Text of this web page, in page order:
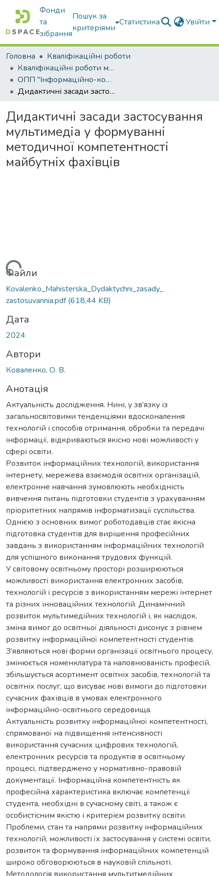
Фонди
та
зібрання
Пошук за
критеріями
Статистика Увійти
Головна
Кваліфікаційні роботи
Кваліфікаційні роботи магістрів
ОПП "Інформаційно-комунікаційні технології в освіті"
Дидактичні засади застосування мультимедіа у формуванні методичної компетентності майбутніх фахівців
Дидактичні засади застосування
мультимедіа у формуванні
методичної компетентності
майбутніх фахівців
Файли
Kovalenko_Mahisterska_Dydaktychni_zasady_
zastosuvannia.pdf(618,44 KB)
Дата
2024
Автори
Коваленко, О. В.
Анотація
Актуальність дослідження. Нині, у зв’язку із
загальносвітовими тенденціями вдосконалення
технологій і способів отримання, обробки та передачі
інформації, відкриваються якісно нові можливості у
сфері освіти.
Розвиток інформаційних технологій, використання
інтернету, мережева взаємодія освітніх організацій,
електронне навчання зумовлюють необхідність
вивчення питань підготовки студентів з урахуванням
пріоритетних напрямів інформатизації суспільства.
Однією з основних вимог роботодавців стає якісна
підготовка студентів для вирішення професійних
завдань з використанням інформаційних технологій
для успішного виконання трудових функцій.
У світовому освітньому просторі розширюються
можливості використання електронних засобів,
технологій і ресурсів з використанням мережі інтернет
та різних інноваційних технологій. Динамічний
розвиток мультимедійних технологій і, як наслідок,
зміна вимог до освітньої діяльності дисонує з рівнем
розвитку інформаційної компетентності студентів.
З’являються нові форми організації освітнього процесу,
змінюється номенклатура та наповнюваність професій,
збільшується асортимент освітніх засобів, технологій та
освітніх послуг, що висуває нові вимоги до підготовки
сучасних фахівців в умовах електронного
інформаційно-освітнього середовища.
Актуальність розвитку інформаційної компетентності,
спрямованої на підвищення інтенсивності
використання сучасних цифрових технологій,
електронних ресурсів та продуктів в освітньому
процесі, підтверджено у нормативно-правовій
документації. Інформаційна компетентність як
професійна характеристика включає компетенції
студента, необхідні в сучасному світі, а також є
особистісним якістю і критерієм розвитку освіти.
Проблеми, стан та напрями розвитку інформаційних
технологій, можливості їх застосування у системі освіти,
розвиток та формування інформаційних компетенцій
широко обговорюються в науковій спільноті.